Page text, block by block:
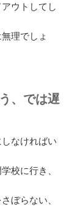
ウトしてし
理でしょ
、では遅
なければい
校に行き、
ぼらない、